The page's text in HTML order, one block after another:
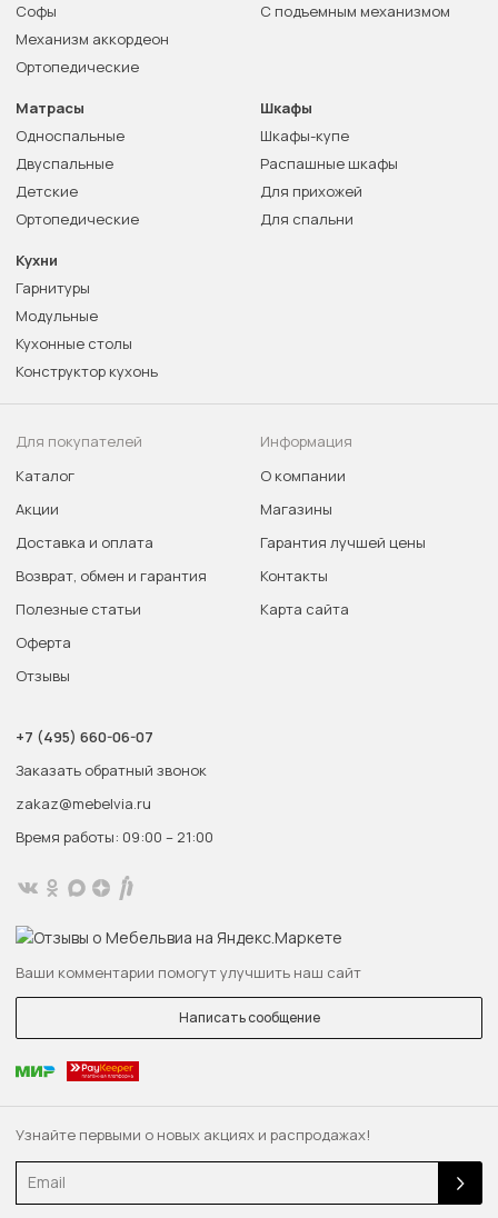
Узнайте первыми о новых акциях и распродажах!
Email
Софы
Механизм аккордеон
Ортопедические
С подъемным механизмом
Матрасы
Односпальные
Двуспальные
Детские
Ортопедические
Шкафы
Шкафы-купе
Распашные шкафы
Для прихожей
Для спальни
Кухни
Гарнитуры
Модульные
Кухонные столы
Конструктор кухонь
Для покупателей
Каталог
Акции
Доставка и оплата
Возврат, обмен и гарантия
Полезные статьи
Оферта
Отзывы
Информация
О компании
Магазины
Гарантия лучшей цены
Контакты
Карта сайта
+7 (495) 660-06-07
Заказать обратный звонок
zakaz@mebelvia.ru
Время работы: 09:00 – 21:00
Ваши комментарии помогут улучшить наш сайт
Написать сообщение